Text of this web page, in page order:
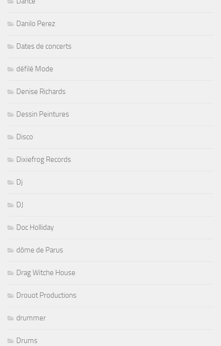
Danilo Perez
Dates de concerts
défilé Mode
Denise Richards
Dessin Peintures
Disco
Dixiefrog Records
Dj
DJ
Doc Holliday
dôme de Parus
Drag Witche House
Drouot Productions
drummer
Drums